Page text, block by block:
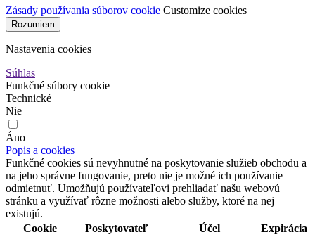
Zásady používania súborov cookie Customize cookies
Rozumiem
Nastavenia cookies
Súhlas
Funkčné súbory cookie
Technické
Nie
Áno
Popis a cookies
Funkčné cookies sú nevyhnutné na poskytovanie služieb obchodu a
na jeho správne fungovanie, preto nie je možné ich používanie
odmietnuť. Umožňujú používateľovi prehliadať našu webovú
stránku a využívať rôzne možnosti alebo služby, ktoré na nej
existujú.
Cookie
Poskytovateľ Účel Expirácia